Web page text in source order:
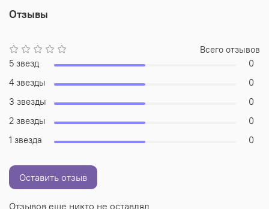
Отзывы
Отзывов еще никто не оставлял
Всего отзывов
5 звезд
0
4 звезды
0
3 звезды
0
2 звезды
0
1 звезда
0
Оставить отзыв